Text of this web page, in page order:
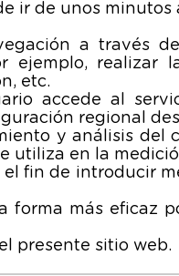
ir de unos minutos
a través
ejemplo, realizar
etc.
accede al
regional
y análisis del
utiliza en la
fin de introducir
más eficaz
presente sitio web.